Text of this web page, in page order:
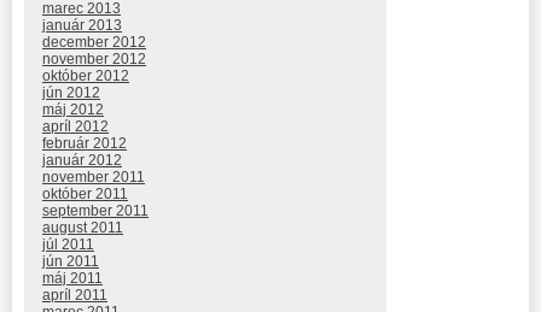
marec 2013
január 2013
december 2012
november 2012
október 2012
jún 2012
máj 2012
apríl 2012
február 2012
január 2012
november 2011
október 2011
september 2011
august 2011
júl 2011
jún 2011
máj 2011
apríl 2011